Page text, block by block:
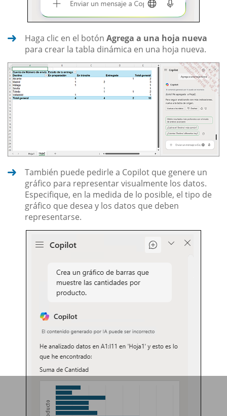
Haga clic en el botón Agrega a una hoja nueva
para crear la tabla dinámica en una hoja nueva.
También puede pedirle a Copilot que genere un
gráfico para representar visualmente los datos.
Especifique, en la medida de lo posible, el tipo de
gráfico que desea y los datos que deben
representarse.